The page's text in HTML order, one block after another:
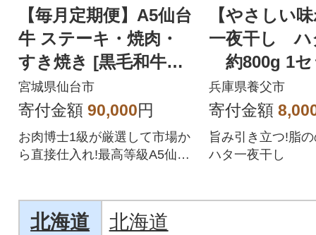
【毎月定期便】A5仙台
牛 ステーキ・焼肉・
すき焼き [黒毛和牛A
コース:3ヶ月]全3回
宮城県仙台市
寄付金額 90,000円
お肉博士1級が厳選して市場か
ら直接仕入れ!最高等級A5仙台
【やさしい
一夜干し ハ
約800g 1セ
兵庫県養父市
寄付金額
旨み引き立つ!脂
ハタ一夜干し
北海道 北海道